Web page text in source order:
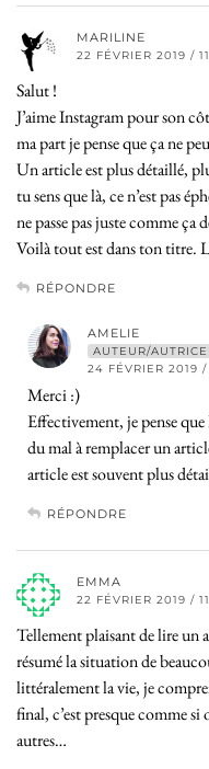
MARILINE
22 FÉVRIER 2019 /
Salut !
J’aime Instagram pour son
ma part je pense que ça ne
Un article est plus détaillé,
tu sens que là, ce n’est pas
ne passe pas juste comme ça
Voilà tout est dans ton titre.
RÉPONDRE
AMELIE
AUTEUR/AUTRICE
24 FÉVRIER 2019
Merci :)
Effectivement, je pense
du mal à remplacer un
article est souvent plus
RÉPONDRE
EMMA
22 FÉVRIER 2019 /
Tellement plaisant de lire un
résumé la situation de
littéralement la vie, je
final, c’est presque comme
autres…